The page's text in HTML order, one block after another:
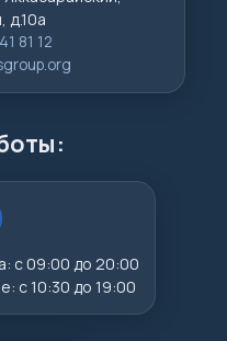
д.10а
81 12
с 09:00 до 20:00
с 10:30 до 19:00